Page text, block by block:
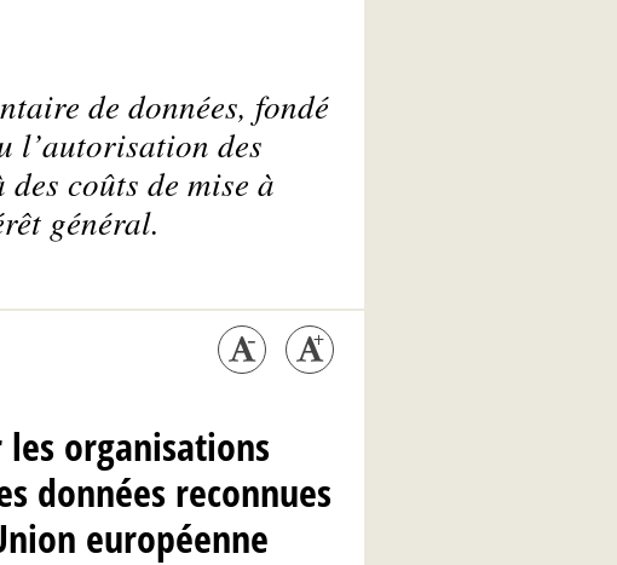
de données, fondé
l’autorisation des
coûts de mise à
général.
les organisations
données reconnues
européenne